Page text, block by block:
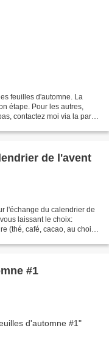
feuilles d'automne. La
étape. Pour les autres,
contactez moi via la partie
de l'avent
l'échange du calendrier de
laissant le choix:
(thé, café, cacao, au choix
#1